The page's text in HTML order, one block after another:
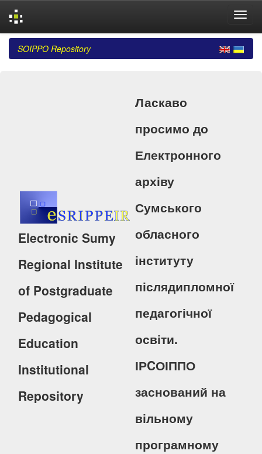
Skip
navigation
SOIPPO Repository
Electronic Sumy
Regional Institute
of Postgraduate
Pedagogical
Education
Institutional
Repository
Ласкаво
просимо до
Електронного
архіву
Сумського
обласного
інституту
післядипломної
педагогічної
освіти.
ІРCОІППО
заснований на
вільному
програмному